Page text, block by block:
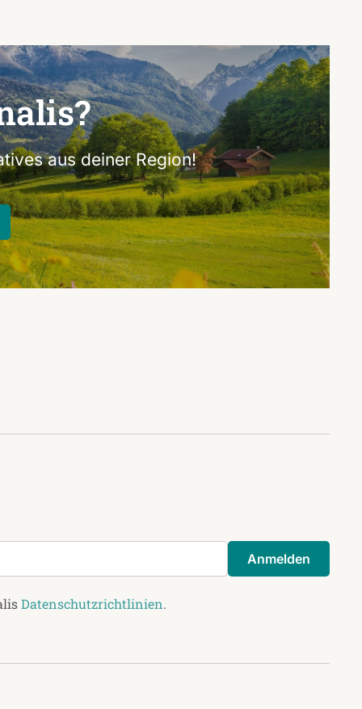
aus deiner Region!
Anmelden
Datenschutzrichtlinien.